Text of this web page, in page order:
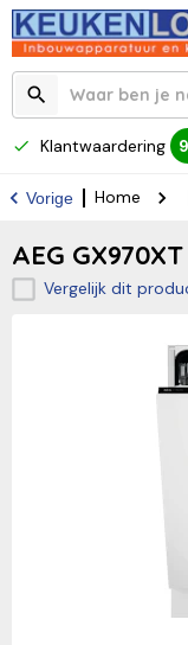
Klantwaardering
Vorige Home
AEG GX970XT
Vergelijk dit